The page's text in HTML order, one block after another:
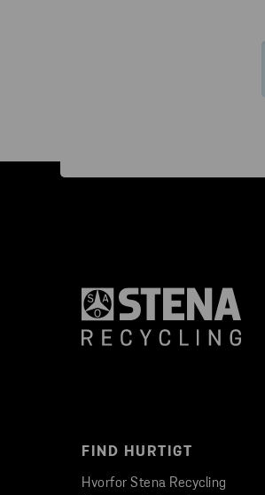
FIND HURTIGT
Hvorfor Stena Recycling